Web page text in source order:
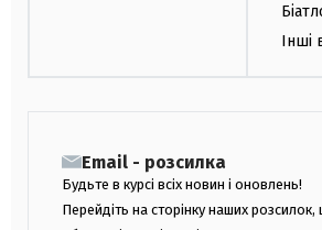
Інші
Email - розсилка
Будьте в курсі всіх новин і оновлень!
Перейдіть на сторінку наших